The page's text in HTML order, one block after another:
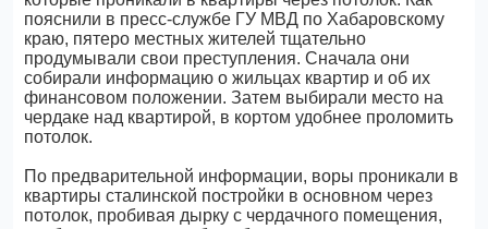
пояснили в пресс-службе ГУ МВД по Хабаровскому
краю, пятеро местных жителей тщательно
продумывали свои преступления. Сначала они
собирали информацию о жильцах квартир и об их
финансовом положении. Затем выбирали место на
чердаке над квартирой, в кортом удобнее проломить
потолок.
По предварительной информации, воры проникали в
квартиры сталинской постройки в основном через
потолок, пробивая дырку с чердачного помещения,